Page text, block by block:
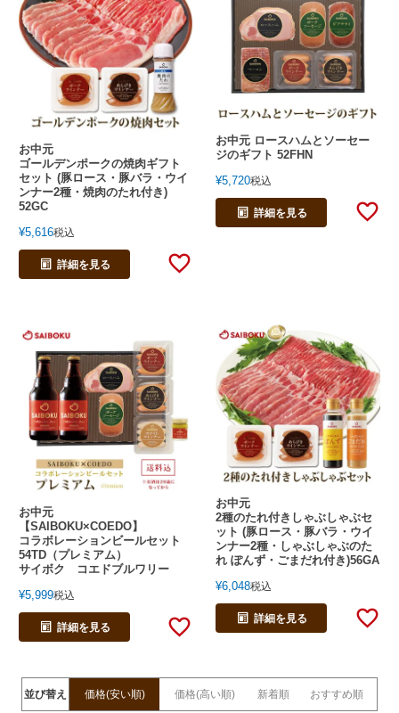
お中元
ゴールデンポークの焼肉ギフト
セット (豚ロース・豚バラ・ウイ
ンナー2種・焼肉のたれ付き)
52GC
¥5,616税込
詳細を見る
お中元 ロースハムとソーセー
ジのギフト 52FHN
¥5,720税込
詳細を見る
お中元
【SAIBOKU×COEDO】
コラボレーションビールセット
54TD（プレミアム）
サイボク コエドブルワリー
¥5,999税込
詳細を見る
お中元
2種のたれ付きしゃぶしゃぶセ
ット (豚ロース・豚バラ・ウイ
ンナー2種・しゃぶしゃぶのた
れ ぽんず・ごまだれ付き)56GA
¥6,048税込
詳細を見る
並び替え 価格(安い順) 価格(高い順) 新着順 おすすめ順